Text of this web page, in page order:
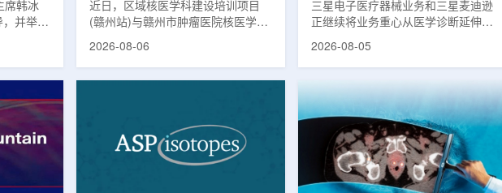
席韩冰
并举行
任雍凤
究院副院
璐，总
忠、李
细了解
，重点
技术突
赣州市肿瘤医院核医学诊疗
高质量建设项目同步启动
近日，区域核医学科建设培训项目
(赣州站)与赣州市肿瘤医院核医学诊
疗高质量建设项目在赣州市肿瘤医院
任杨传盛主持。赣州市卫生健康委员
会副主任傅伟、中华医学会核医学分
会主任委员汪静、赣州市肿瘤医院党
2026-08-06
三星电子医疗器械业务和三星麦迪逊
正继续将业务重心从医学诊断延伸至
治疗领域。8月5日，三星HME美国
书，双方计划围绕基于容积成像的精
准放射治疗解决方案开展合作探讨。
根据意向书，双方拟研究将三星移动
CT扫描仪BodyTom与Accuray机器
人放射外科平台CyberKnife相结合。
该合作方向旨在把高分辨率三维成像
能力与图像引导机器人放射外科技术
2026-08-05